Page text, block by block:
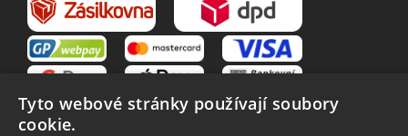
Tyto webové stránky používají soubory
cookie.